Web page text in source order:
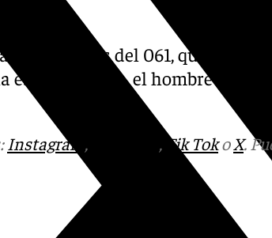
efectivos del 061, que
estabilización, el hombre fue
Instagram , , Tik TokoX.